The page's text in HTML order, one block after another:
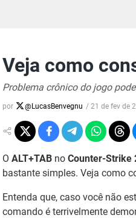
Veja como
Problema crônico do jogo
por @LucasBenvegnu / 21 de fev de
O ALT+TAB no Counter-Strike
bastante simples. Veja como
Entenda que, caso você não
comando é terrivelmente